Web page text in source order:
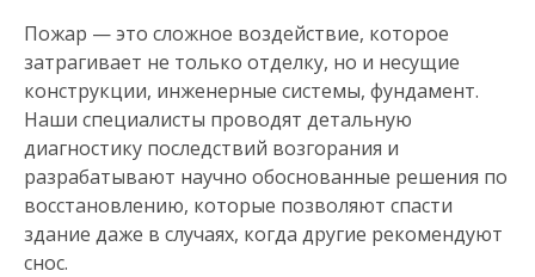
Пожар — это сложное воздействие, которое
затрагивает не только отделку, но и несущие
конструкции, инженерные системы, фундамент.
Наши специалисты проводят детальную
диагностику последствий возгорания и
разрабатывают научно обоснованные решения по
восстановлению, которые позволяют спасти
здание даже в случаях, когда другие рекомендуют
снос.